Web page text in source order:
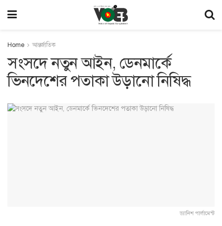
Home আন্তর্জাতিক
সংসদে নতুন আইন, ডেনমার্কে
ভিনদেশের পতাকা উড়ানো নিষিদ্ধ
ড্যানিশ পার্লামেন্ট